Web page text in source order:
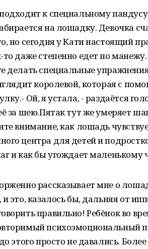
к специальному
на лошадку. Девочка
но сегодня у Кати настоящий
даже степенно едет по
делать специальные
королевой, которая с
Ой, я устала, - раздаётся
за шею.Пятак тут же умеряет
внимание, как лошадь
центра для детей и
и как бы угождает маленькому
рассказывает мне о
и это, казалось бы, дальняя от
правильно! Ребёнок во
психоэмоциональный
этого просто не давались.